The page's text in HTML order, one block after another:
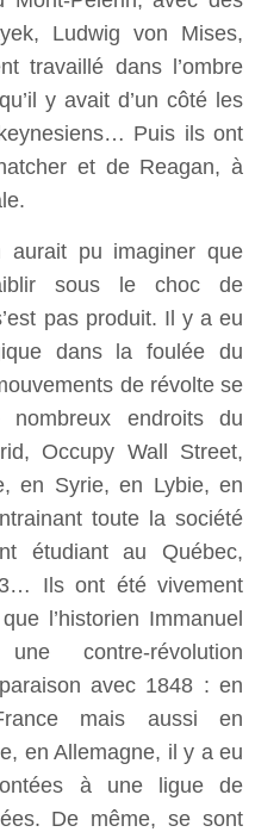
Ludwig von Mises,
travaillé dans l’ombre
y avait d’un côté les
Puis ils ont
et de Reagan, à
pu imaginer que
sous le choc de
pas produit. Il y a eu
dans la foulée du
de révolte se
endroits du
Occupy Wall Street,
en Syrie, en Lybie, en
toute la société
étudiant au Québec,
Ils ont été vivement
l’historien Immanuel
contre-révolution
avec 1848 : en
mais aussi en
en Allemagne, il y a eu
à une ligue de
De même, se sont